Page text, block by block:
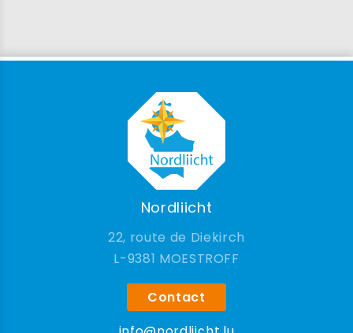
Nordliicht
22, route de Diekirch
9381 MOESTROFF
Contact